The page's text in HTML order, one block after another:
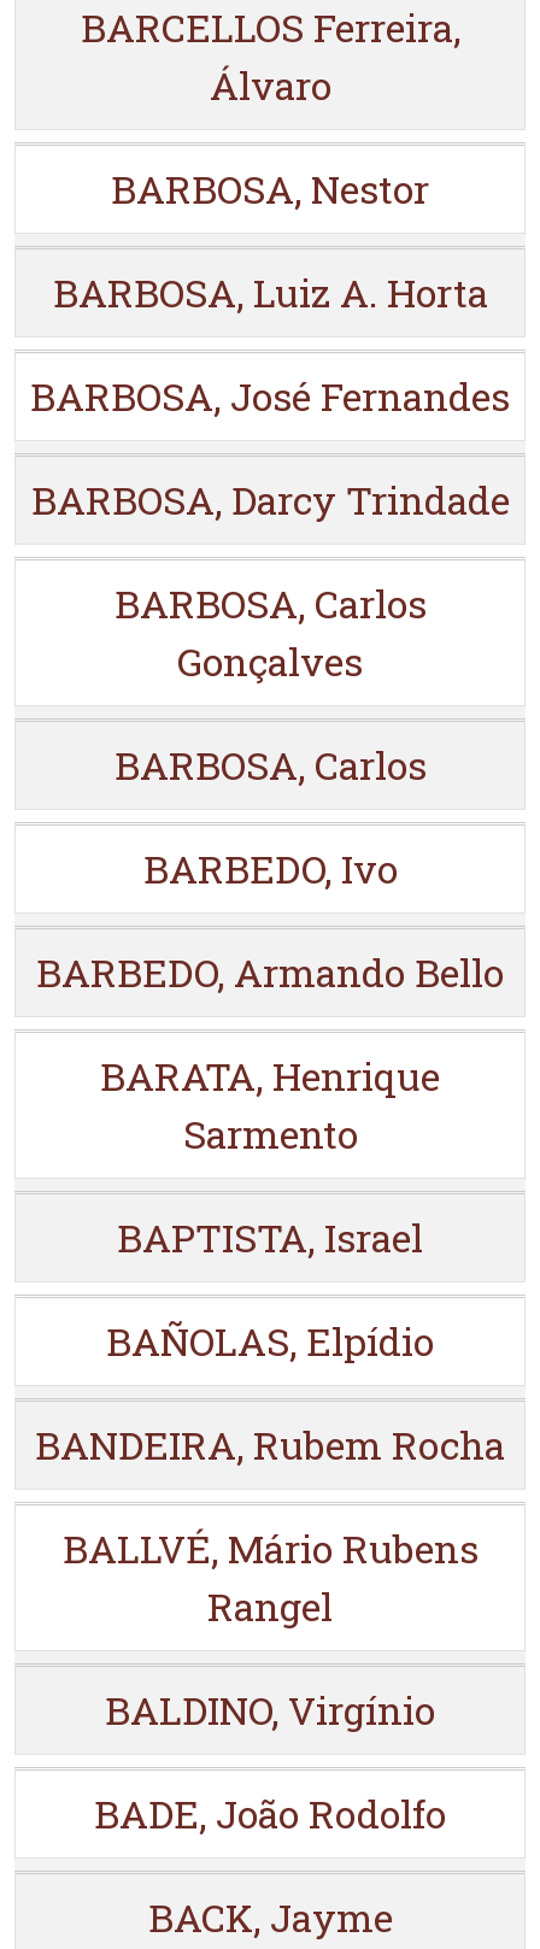
BARCELLOS Ferreira,
Álvaro
BARBOSA, Nestor
BARBOSA, Luiz A. Horta
BARBOSA, José Fernandes
BARBOSA, Darcy Trindade
BARBOSA, Carlos
Gonçalves
BARBOSA, Carlos
BARBEDO, Ivo
BARBEDO, Armando Bello
BARATA, Henrique
Sarmento
BAPTISTA, Israel
BAÑOLAS, Elpídio
BANDEIRA, Rubem Rocha
BALLVÉ, Mário Rubens
Rangel
BALDINO, Virgínio
BADE, João Rodolfo
BACK, Jayme